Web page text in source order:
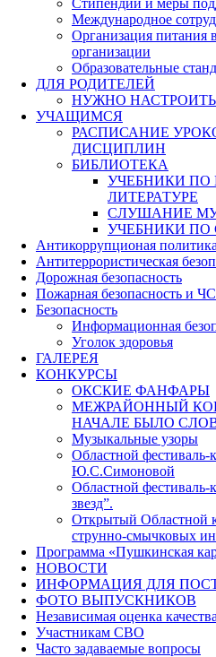
Международное
Организация питания
организации
Образовательные
ДЛЯ РОДИТЕЛЕЙ
НУЖНО
УЧАЩИМСЯ
РАСПИСАНИЕ
ДИСЦИПЛИН
БИБЛИОТЕКА
УЧЕБНИКИ
ЛИТЕРАТУРЕ
СЛУШАНИЕ
УЧЕБНИКИ
Антикоррупционая политика
Антитеррористическая
Дорожная безопасность
Пожарная безопасность и ЧС
Безопасность
Информационная
Уголок здоровья
ГАЛЕРЕЯ
КОНКУРСЫ
ОКСКИЕ ФАНФАРЫ
МЕЖРАЙОННЫЙ
НАЧАЛЕ БЫЛО
Музыкальные узоры
Областной
Ю.С.Симоновой
Областной фестиваль-
звезд”.
Открытый Областной
струнно-смычковых
Программа «Пушкинская
НОВОСТИ
ИНФОРМАЦИЯ ДЛЯ
ФОТО ВЫПУСКНИКОВ
Независимая оценка качества
Участникам СВО
Часто задаваемые вопросы